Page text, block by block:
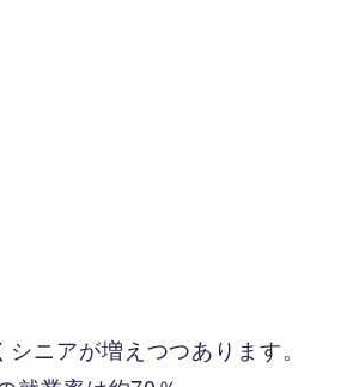
ニアが増えつつあります。